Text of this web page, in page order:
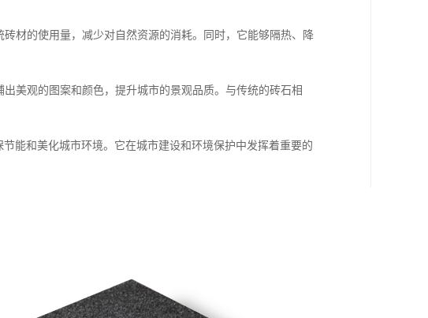
材的使用量，减少对自然资源的消耗。同时，它能够隔热、降
美观的图案和颜色，提升城市的景观品质。与传统的砖石相
能和美化城市环境。它在城市建设和环境保护中发挥着重要的